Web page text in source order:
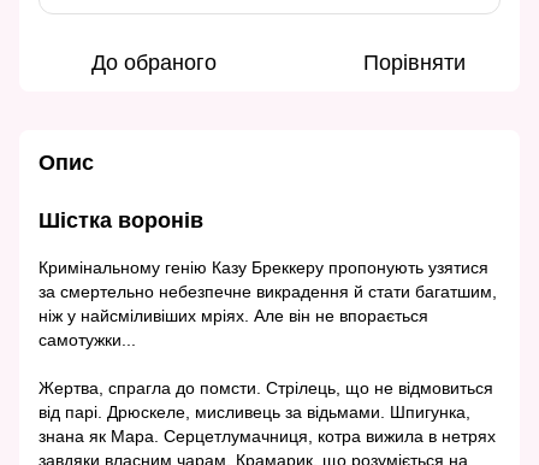
До обраного Порівняти
Опис
Шістка воронів
Кримінальному генію Казу Бреккеру пропонують узятися
за смертельно небезпечне викрадення й стати багатшим,
ніж у найсміливіших мріях. Але він не впорається
самотужки...
Жертва, спрагла до помсти. Стрілець, що не відмовиться
від парі. Дрюскеле, мисливець за відьмами. Шпигунка,
знана як Мара. Серцетлумачниця, котра вижила в нетрях
завдяки власним чарам. Крамарик, що розуміється на